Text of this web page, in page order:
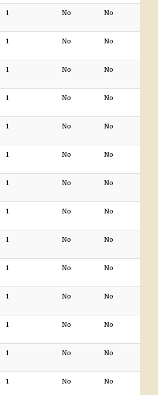
1 No No
1 No No
1 No No
1 No No
1 No No
1 No No
1 No No
1 No No
1 No No
1 No No
1 No No
1 No No
1 No No
1 No No